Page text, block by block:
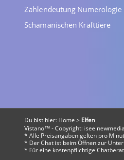
Zahlendeutung Numerologie
Schamanischen Krafttiere
Du bist hier: Home > Elfen
Vistano™ - Copyright: isee
* Alle Preisangaben gelten pro
* Der Chat ist beim Öffnen zur
* Für eine kostenpflichtige